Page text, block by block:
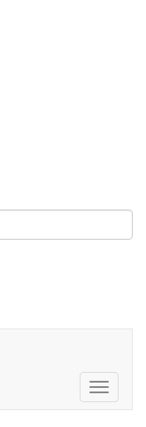
Toggle